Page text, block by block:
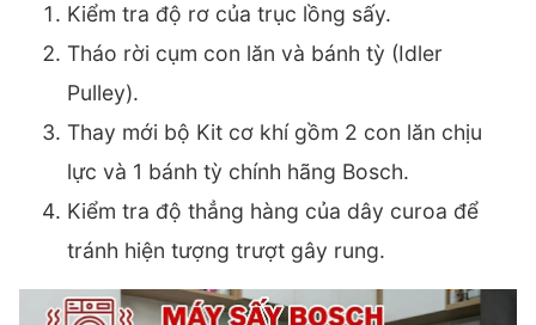
Kiểm tra độ rơ của trục lồng sấy.
Tháo rời cụm con lăn và bánh tỳ (Idler
Pulley).
Thay mới bộ Kit cơ khí gồm 2 con lăn chịu
lực và 1 bánh tỳ chính hãng Bosch.
Kiểm tra độ thẳng hàng của dây curoa để
tránh hiện tượng trượt gây rung.